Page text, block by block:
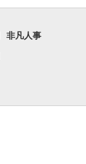
非凡人事